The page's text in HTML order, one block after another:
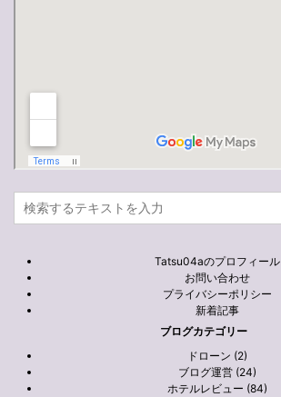
Tatsu04aのプロフィール
お問い合わせ
プライバシーポリシー
新着記事
ブログカテゴリー
ドローン (2)
ブログ運営 (24)
ホテルレビュー (84)